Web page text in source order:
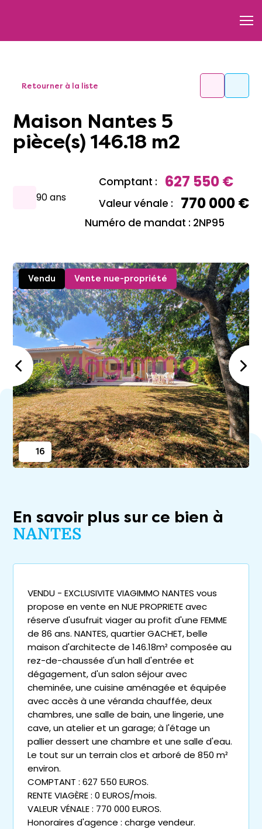
Retourner à la liste
Maison Nantes 5
pièce(s) 146.18 m2
90 ans
Comptant : 627 550 €
Valeur vénale : 770 000 €
Numéro de mandat : 2NP95
Vendu Vente nue-propriété
16
En savoir plus sur ce bien à
NANTES
VENDU - EXCLUSIVITE VIAGIMMO NANTES vous
propose en vente en NUE PROPRIETE avec
réserve d'usufruit viager au profit d'une FEMME
de 86 ans. NANTES, quartier GACHET, belle
maison d'architecte de 146.18m² composée au
rez-de-chaussée d'un hall d'entrée et
dégagement, d'un salon séjour avec
cheminée, une cuisine aménagée et équipée
avec accès à une véranda chauffée, deux
chambres, une salle de bain, une lingerie, une
cave, un atelier et un garage; à l'étage un
pallier dessert une chambre et une salle d'eau.
Le tout sur un terrain clos et arboré de 850 m²
environ.
COMPTANT : 627 550 EUROS.
RENTE VIAGÈRE : 0 EUROS/mois.
VALEUR VÉNALE : 770 000 EUROS.
Honoraires d'agence : charge vendeur.